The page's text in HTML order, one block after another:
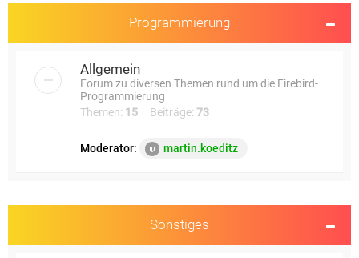
Programmierung
Allgemein
Forum zu diversen Themen rund um die Firebird-
Programmierung
Themen: 15 Beiträge: 73
Moderator: martin.koeditz
Sonstiges